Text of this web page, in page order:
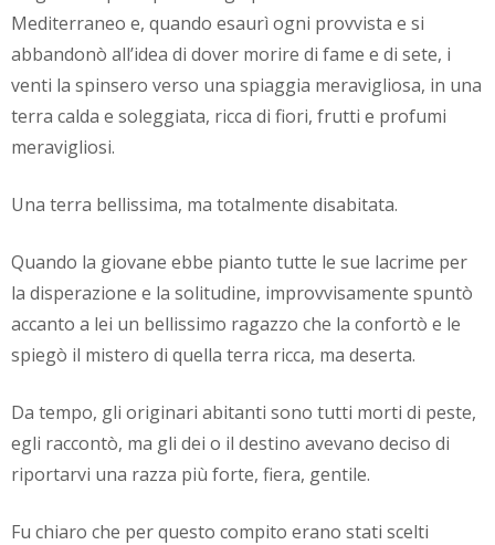
Mediterraneo e, quando esaurì ogni provvista e si
abbandonò all’idea di dover morire di fame e di sete, i
venti la spinsero verso una spiaggia meravigliosa, in una
terra calda e soleggiata, ricca di fiori, frutti e profumi
meravigliosi.
Una terra bellissima, ma totalmente disabitata.
Quando la giovane ebbe pianto tutte le sue lacrime per
la disperazione e la solitudine, improvvisamente spuntò
accanto a lei un bellissimo ragazzo che la confortò e le
spiegò il mistero di quella terra ricca, ma deserta.
Da tempo, gli originari abitanti sono tutti morti di peste,
egli raccontò, ma gli dei o il destino avevano deciso di
riportarvi una razza più forte, fiera, gentile.
Fu chiaro che per questo compito erano stati scelti